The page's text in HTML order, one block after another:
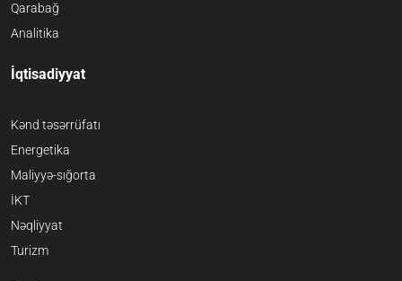
Qarabağ
Analitika
İqtisadiyyat
Kənd təsərrüfatı
Energetika
Maliyyə-sığorta
İKT
Nəqliyyat
Turizm